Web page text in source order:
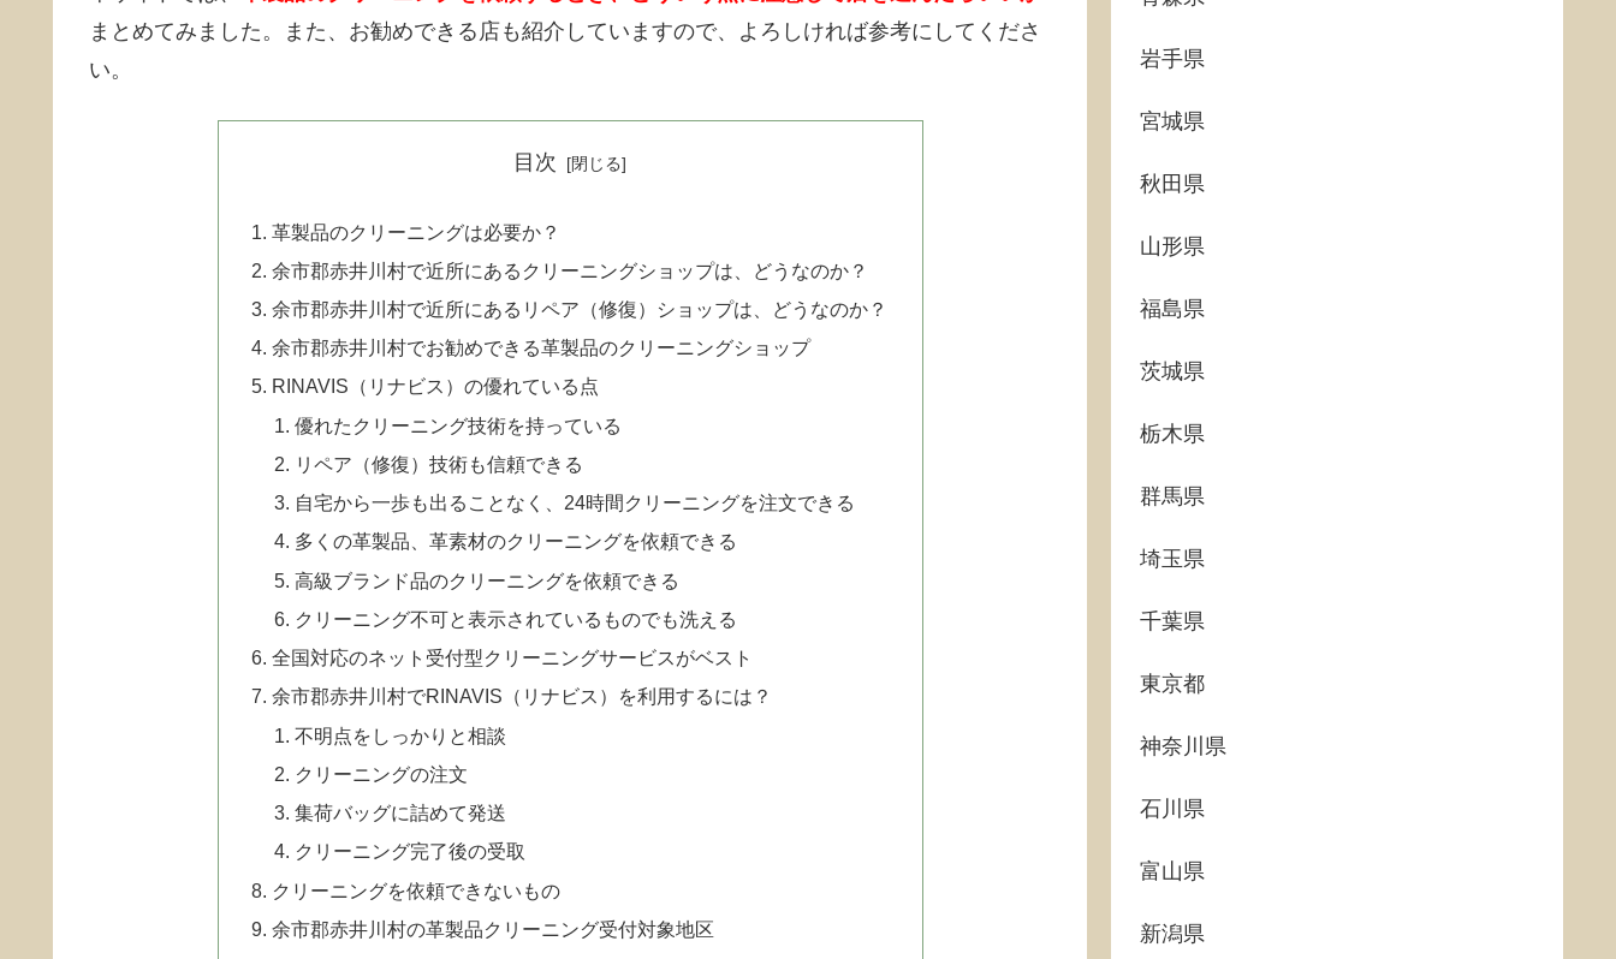
まとめてみました。また、お勧めできる店も紹介していますので、よろしければ参考にしてくださ
い。
目次
革製品のクリーニングは必要か？
余市郡赤井川村で近所にあるクリーニングショップは、どうなのか？
余市郡赤井川村で近所にあるリペア（修復）ショップは、どうなのか？
余市郡赤井川村でお勧めできる革製品のクリーニングショップ
RINAVIS（リナビス）の優れている点
優れたクリーニング技術を持っている
リペア（修復）技術も信頼できる
自宅から一歩も出ることなく、24時間クリーニングを注文できる
多くの革製品、革素材のクリーニングを依頼できる
高級ブランド品のクリーニングを依頼できる
クリーニング不可と表示されているものでも洗える
全国対応のネット受付型クリーニングサービスがベスト
余市郡赤井川村でRINAVIS（リナビス）を利用するには？
不明点をしっかりと相談
クリーニングの注文
集荷バッグに詰めて発送
クリーニング完了後の受取
クリーニングを依頼できないもの
余市郡赤井川村の革製品クリーニング受付対象地区
岩手県
宮城県
秋田県
山形県
福島県
茨城県
栃木県
群馬県
埼玉県
千葉県
東京都
神奈川県
石川県
富山県
新潟県